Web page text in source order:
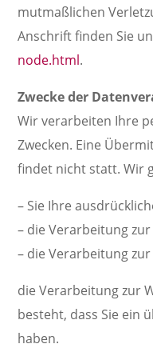
mutmaßlichen
Anschrift finden Sie
node.html.
Zwecke der
Wir verarbeiten Ihre
Zwecken. Eine
findet nicht statt. Wir
– Sie Ihre
– die Verarbeitung
– die Verarbeitung
die Verarbeitung zur
besteht, dass Sie ein
haben.